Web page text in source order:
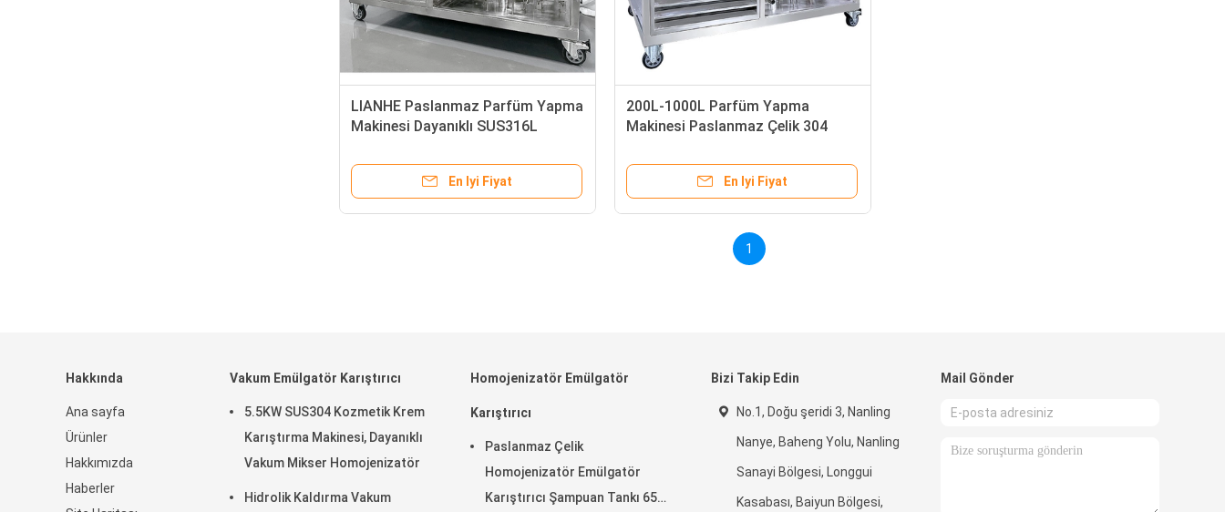
LIANHE Paslanmaz Parfüm Yapma
Makinesi Dayanıklı SUS316L
En Iyi Fiyat
200L-1000L Parfüm Yapma
Makinesi Paslanmaz Çelik 304
En Iyi Fiyat
1
Hakkında
Ana sayfa
Ürünler
Hakkımızda
Haberler
Vakum Emülgatör Karıştırıcı
5.5KW SUS304 Kozmetik Krem
Karıştırma Makinesi, Dayanıklı
Vakum Mikser Homojenizatör
Hidrolik Kaldırma Vakum
Homojenizatör Emülgatör
Karıştırıcı
Paslanmaz Çelik
Homojenizatör Emülgatör
Karıştırıcı Şampuan Tankı 65
Bizi Takip Edin
No.1, Doğu şeridi 3, Nanling
Nanye, Baheng Yolu, Nanling
Sanayi Bölgesi, Longgui
Kasabası, Baiyun Bölgesi,
Mail Gönder